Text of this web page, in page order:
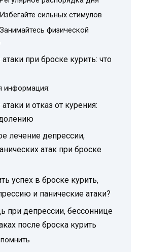
сильных стимулов
физической
при броске курить: что
информация:
и отказ от курения:
лечение депрессии,
атак при броске
успех в броске курить,
и панические атаки?
при депрессии, бессоннице
после броска курить